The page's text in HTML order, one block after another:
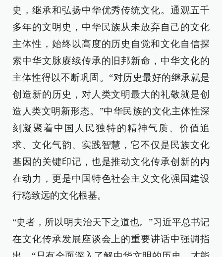
史，继承和弘扬中华优秀传统文化。通观五千
多年的文明史，中华民族从未放弃自己的文化
主体性，始终以高度的历史自觉和文化自信探
索中华文脉赓续传承的旧邦新命，中华文化的
主体性得以不断巩固。“对历史最好的继承就是
创造新的历史，对人类文明最大的礼敬就是创
造人类文明新形态。”中华民族的文化主体性深
刻凝聚着中国人民独特的精神气质、价值追
求、文化气韵、实践智慧，它不仅是民族文化
基因的关键印记，也是推动文化传承创新的内
在动力，更是中国特色社会主义文化强国建设
行稳致远的文化根基。
“史者，所以明夫治天下之道也。”习近平总书记
在文化传承发展座谈会上的重要讲话中强调指